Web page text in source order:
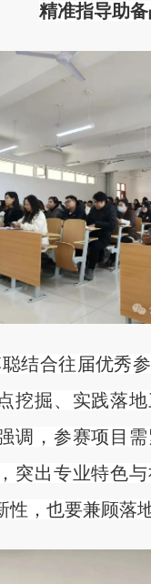
精准指导助
结合往届优秀
挖掘、实践落
调，参赛项目
突出专业特色
性，也要兼顾落